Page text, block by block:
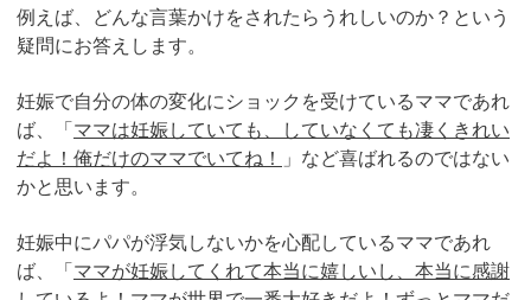
例えば、どんな言葉かけをされたらうれしいのか？という
疑問にお答えします。
妊娠で自分の体の変化にショックを受けているママであれ
ば、「ママは妊娠していても、していなくても凄くきれい
だよ！俺だけのママでいてね！ 」など喜ばれるのではない
かと思います。
妊娠中にパパが浮気しないかを心配しているママであれ
ば、「ママが妊娠してくれて本当に嬉しいし、本当に感謝